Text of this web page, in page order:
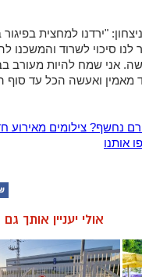
"ירדנו למחצית
לנו סיכוי לשרוד
אני שמח להיות מעורב
מאמין ואעשה הכל עד סוף
נחשף? צילומים מאירוע
אותנו
אולי יעניין אותך גם